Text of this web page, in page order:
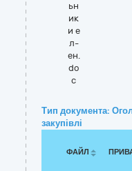
ьн
ик
и е
л-
ен.
do
c
Тип документа:
закупівлі
ФАЙЛ